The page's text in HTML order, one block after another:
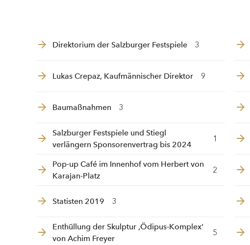
Direktorium der Salzburger Festspiele 3
Lukas Crepaz, Kaufmännischer Direktor 9
Baumaßnahmen 3
Salzburger Festspiele und Stiegl
verlängern Sponsorenvertrag bis 2024
1
Pop-up Café im Innenhof vom Herbert von
Karajan-Platz
2
Statisten 2019 3
Enthüllung der Skulptur ‚Ödipus-Komplex‘
von Achim Freyer
5